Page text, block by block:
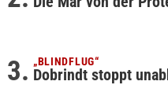
„BLINDFLUG“
Dobrindt stoppt